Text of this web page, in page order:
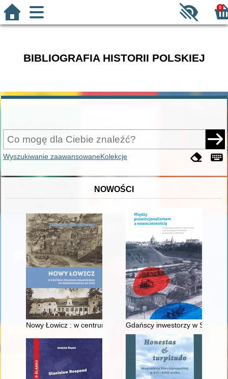
0
BIBLIOGRAFIA HISTORII POLSKIEJ
Wyszukiwanie zaawansowaneKolekcje
NOWOŚCI
Nowy Łowicz : w centrum poligonu drawskiego od
Gdańscy inwestorzy w